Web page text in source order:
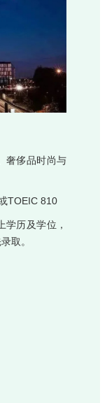
奢侈品时尚与
TOEIC 810
学历及学位，
取。